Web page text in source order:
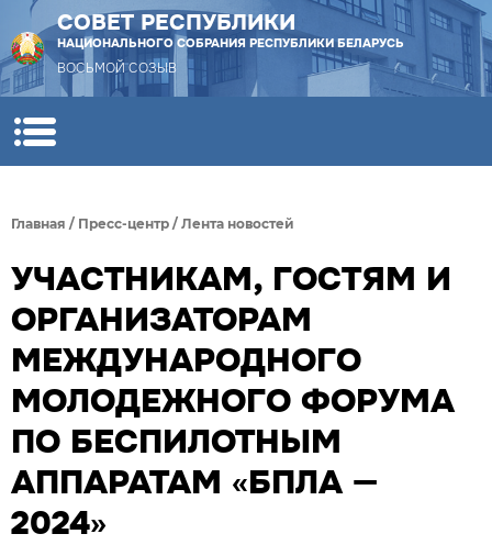
СОВЕТ РЕСПУБЛИКИ
НАЦИОНАЛЬНОГО СОБРАНИЯ РЕСПУБЛИКИ БЕЛАРУСЬ
ВОСЬМОЙ СОЗЫВ
Главная / Пресс-центр / Лента новостей
УЧАСТНИКАМ, ГОСТЯМ И
ОРГАНИЗАТОРАМ
МЕЖДУНАРОДНОГО
МОЛОДЕЖНОГО ФОРУМА
ПО БЕСПИЛОТНЫМ
АППАРАТАМ «БПЛА —
2024»